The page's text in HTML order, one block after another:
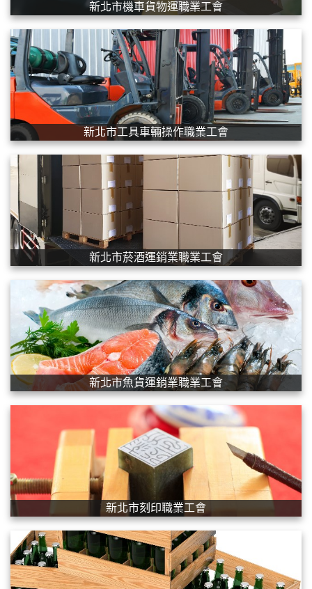
新北市機車貨物運職業工會
新北市工具車輛操作職業工會
新北市菸酒運銷業職業工會
新北市魚貨運銷業職業工會
新北市刻印職業工會